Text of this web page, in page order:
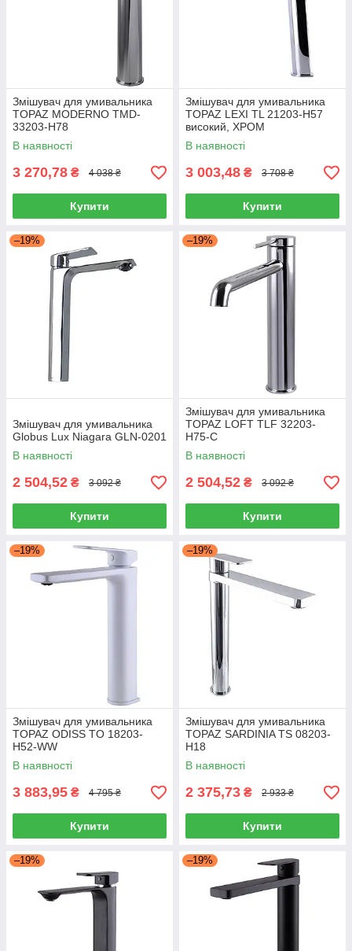
Змішувач для умивальника
TOPAZ MODERNO TMD-
33203-H78
В наявності
3 270,78 ₴ 4 038 ₴
Купити
Змішувач для умивальника
TOPAZ LEXI TL 21203-H57
високий, ХРОМ
В наявності
3 003,48 ₴ 3 708 ₴
Купити
–19%
Змішувач для умивальника
Globus Lux Niagara GLN-0201
В наявності
2 504,52 ₴ 3 092 ₴
Купити
–19%
Змішувач для умивальника
TOPAZ LOFT TLF 32203-
H75-C
В наявності
2 504,52 ₴ 3 092 ₴
Купити
–19%
Змішувач для умивальника
TOPAZ ODISS TO 18203-
H52-WW
В наявності
3 883,95 ₴ 4 795 ₴
Купити
–19%
Змішувач для умивальника
TOPAZ SARDINIA TS 08203-
H18
В наявності
2 375,73 ₴ 2 933 ₴
Купити
–19% –19%